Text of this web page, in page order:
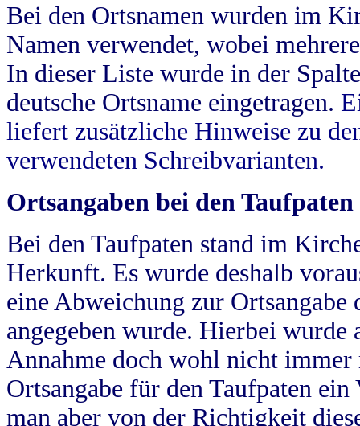
Bei den Ortsnamen wurden im
Namen verwendet, wobei
In dieser Liste wurde in der
deutsche Ortsname eingetragen.
liefert zusätzliche Hinweise zu
verwendeten Schreibvarianten.
Ortsangaben bei den Taufpaten
Bei den Taufpaten stand im
Herkunft. Es wurde deshalb
eine Abweichung zur
angegeben wurde. Hierbei wurde
Annahme doch wohl nicht
Ortsangabe für den Taufpaten
man aber von der Richtigkeit